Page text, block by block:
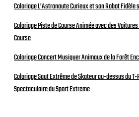
Coloriage L’Astronaute Curieux et son Robot Fidèle
Coloriage Piste de Course Animée avec des
Course
Coloriage Concert Musiquer Animaux de la Forêt
Coloriage Saut Extrême de Skateur au-dessus du T-
Spectaculaire du Sport Extreme